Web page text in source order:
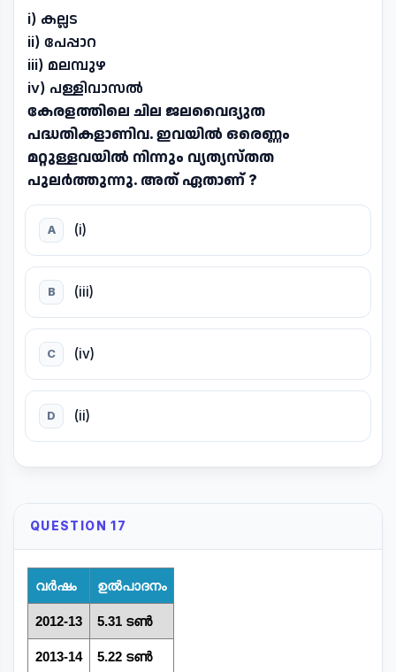
i) കല്ലട
ii) പേപ്പാറ
iii) മലമ്പുഴ
iv) പള്ളിവാസൽ
കേരളത്തിലെ ചില ജലവൈദ്യുത
പദ്ധതികളാണിവ. ഇവയിൽ ഒരെണ്ണം
മറ്റുള്ളവയിൽ നിന്നും വ്യത്യസ്തത
പുലർത്തുന്നു. അത് ഏതാണ് ?
A (i)
B (iii)
C (iv)
D (ii)
QUESTION 17
വർഷം ഉൽപാദനം
2012-13 5.31 ടൺ
2013-14 5.22 ടൺ